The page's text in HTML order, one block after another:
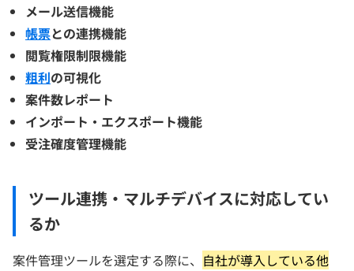
メール送信機能
帳票との連携機能
閲覧権限制限機能
粗利の可視化
案件数レポート
インポート・エクスポート機能
受注確度管理機能
ツール連携・マルチデバイスに対応してい
るか
案件管理ツールを選定する際に、 自社が導入している他